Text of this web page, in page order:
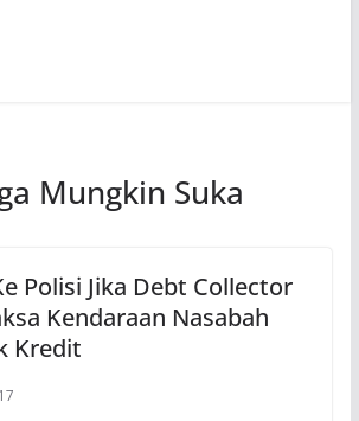
Mungkin Suka
Polisi Jika Debt Collector
Kendaraan Nasabah
Kredit